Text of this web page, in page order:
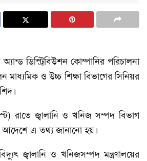
অ্যান্ড ডিস্ট্রিবিউশন কোম্পানির পরিচালনা
মাধ্যমিক ও উচ্চ শিক্ষা বিভাগের সিনিয়র
রাতে জ্বালানি ও খনিজ সম্পদ বিভাগ
আদেশে এ তথ্য জানানো হয়।
জ্বালানি ও খনিজসম্পদ মন্ত্রণালয়ের